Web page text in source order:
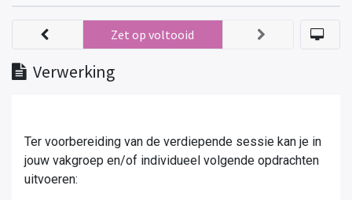
Verwerking
Zet op voltooid
Ter voorbereiding van de verdiepende sessie kan je in
jouw vakgroep en/of individueel volgende opdrachten
uitvoeren: